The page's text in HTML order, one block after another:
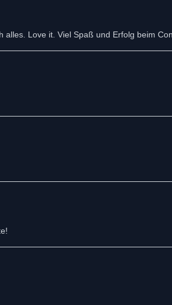
Love it. Viel Spaß und Erfolg beim